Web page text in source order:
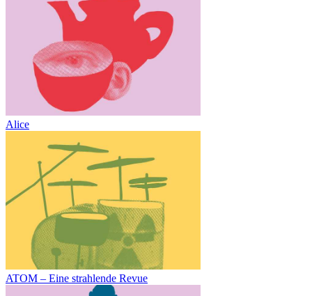
Alice
ATOM – Eine strahlende Revue